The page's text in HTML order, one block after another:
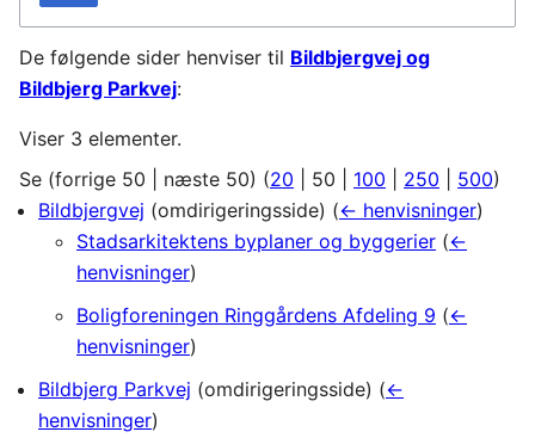
De følgende sider henviser til Bildbjergvej og
Bildbjerg Parkvej:
Viser 3 elementer.
Se (forrige 50 næste 50) (20 50 100 250 500)
Bildbjergvej (omdirigeringsside) (← henvisninger)
Stadsarkitektens byplaner og byggerier (←
henvisninger)
Boligforeningen Ringgårdens Afdeling 9 (←
henvisninger)
Bildbjerg Parkvej (omdirigeringsside) (←
henvisninger)